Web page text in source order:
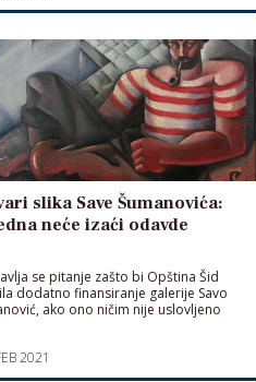
slika Save Šumanovića:
neće izaći odavde
se pitanje zašto bi Opština Šid
dodatno finansiranje galerije Savo
ako ono ničim nije uslovljeno
2021